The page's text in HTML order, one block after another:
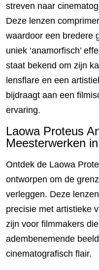
streven naar
Deze lenzen
waardoor een bredere
uniek ‘anamorfisch’
staat bekend om zijn
lensflare en een
bijdraagt aan een
ervaring.
Laowa Proteus
Meesterwerken
Ontdek de Laowa
ontworpen om de
verleggen. Deze
precisie met artistieke
zijn voor filmmakers
adembenemende
cinematografisch flair.